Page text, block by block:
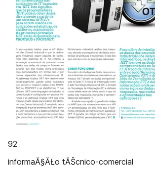
92
informaĂ§ĂŁo tĂŠcnico-comercial